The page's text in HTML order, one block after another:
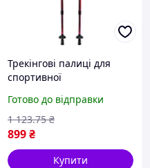
Трекінгові палиці для
спортивної
(Uolide, Red)
скандинавські трекінг
палички (Пара)
Готово до відправки
899₴
1 123.75 ₴
Купити